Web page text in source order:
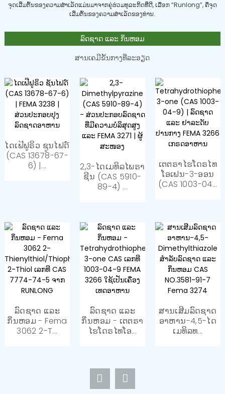
ຈຸດເລີ່ມຕົ້ນຂອງຄວາມສຳເລັດແມ່ນມາຈາກຄູ່ຮ່ວມທຸລະກິດທີ່ດີ, ເລືອກ “Runlong”, ຄືຈຸດ
ເລີ່ມຕົ້ນຂອງຄວາມສຳເລັດຂອງທ່ານ.
ລົດຊາດ ແລະ ກິ່ນຫອມ
ສານເຄມີຂັ້ນກາງທີ່ລະອຽດ
ໄດເຟີຟູຣິວ ຊູນໄຟດ໌
(CAS 13678-67-
6) |...
2,3-ໄດເມທິລໄພຣາ
ຊີນ (CAS 5910-
89-4) ...
ເຕຕຣາໄຮໂດຣໄທ
ໂອເຟນ-3-ອອນ
(CAS 1003-04...
ລົດຊາດ ແລະ
ກິ່ນຫອມ - Fema
3062 2-T...
ລົດຊາດ ແລະ
ກິ່ນຫອມ - ເຕຕຣາ
ໄຮໂດຣໄທໂອ...
ສານເສີມລົດຊາດ
ອາຫານ-4,5-ໄດ
ເມທິລທ...
ກົດ Thiodiglycolic 99% ນາທີ
CAS ເລກທີ 123...
ໃຊ້ເປັນຕົວກາງທາງການແພດ
ແລະ ສານສັງເຄາະ...